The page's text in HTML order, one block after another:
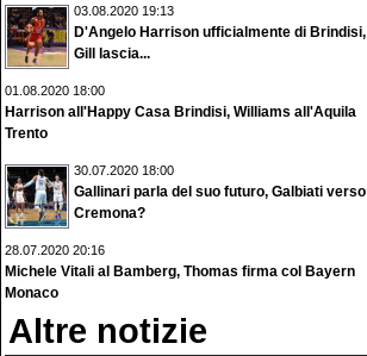
03.08.2020 19:13
D'Angelo Harrison ufficialmente di Brindisi,
Gill lascia...
01.08.2020 18:00
Harrison all'Happy Casa Brindisi, Williams all'Aquila
Trento
30.07.2020 18:00
Gallinari parla del suo futuro, Galbiati verso
Cremona?
28.07.2020 20:16
Michele Vitali al Bamberg, Thomas firma col Bayern
Monaco
Altre notizie